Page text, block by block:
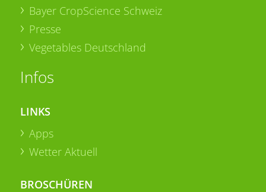
Bayer CropScience Schweiz
Presse
Vegetables Deutschland
Infos
LINKS
Apps
Wetter Aktuell
BROSCHÜREN